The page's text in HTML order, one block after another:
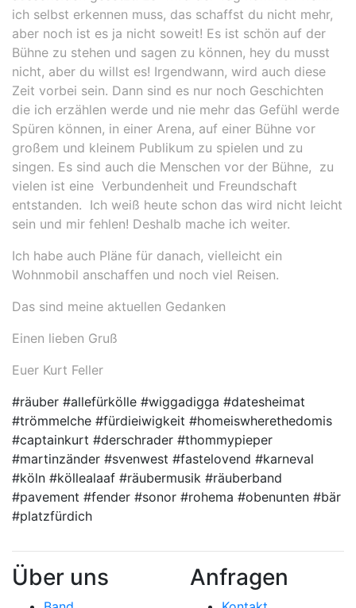
ich selbst erkennen muss, das schaffst du nicht mehr,
aber noch ist es ja nicht soweit! Es ist schön auf der
Bühne zu stehen und sagen zu können, hey du musst
nicht, aber du willst es! Irgendwann, wird auch diese
Zeit vorbei sein. Dann sind es nur noch Geschichten
die ich erzählen werde und nie mehr das Gefühl werde
Spüren können, in einer Arena, auf einer Bühne vor
großem und kleinem Publikum zu spielen und zu
singen. Es sind auch die Menschen vor der Bühne, zu
vielen ist eine Verbundenheit und Freundschaft
entstanden. Ich weiß heute schon das wird nicht leicht
sein und mir fehlen! Deshalb mache ich weiter.
Ich habe auch Pläne für danach, vielleicht ein
Wohnmobil anschaffen und noch viel Reisen.
Das sind meine aktuellen Gedanken
Einen lieben Gruß
Euer Kurt Feller
#räuber #allefürkölle #wiggadigga #datesheimat
#trömmelche #fürdieiwigkeit #homeiswherethedomis
#captainkurt #derschrader #thommypieper
#martinzänder #svenwest #fastelovend #karneval
#köln #köllealaaf #räubermusik #räuberband
#pavement #fender #sonor #rohema #obenunten #bär
#platzfürdich
Über uns Anfragen